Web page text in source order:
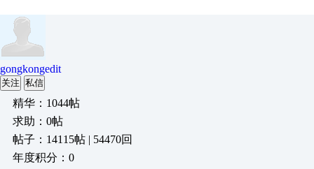
gongkongedit
关注 私信
精华：1044帖
求助：0帖
帖子：14115帖 | 54470回
年度积分：0